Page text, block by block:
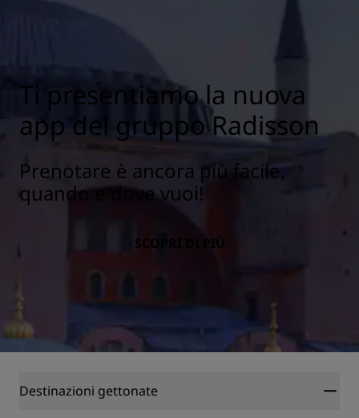
Ti presentiamo la nuova
app del gruppo Radisson
Prenotare è ancora più facile,
quando e dove vuoi!
SCOPRI DI PIÙ
Destinazioni gettonate